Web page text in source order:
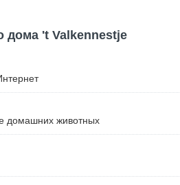
дома 't Valkennestje
домашних животных